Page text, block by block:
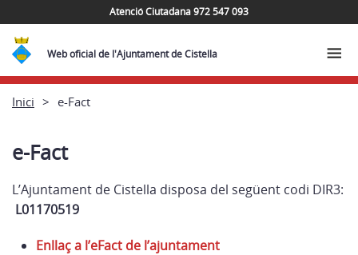
Atenció Ciutadana 972 547 093
Web oficial de l'Ajuntament de Cistella
Inici e-Fact
e-Fact
L’Ajuntament de Cistella disposa del següent codi DIR3:
L01170519
Enllaç a l’eFact de l’ajuntament